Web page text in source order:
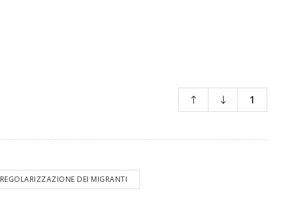
1
REGOLARIZZAZIONE DEI MIGRANTI